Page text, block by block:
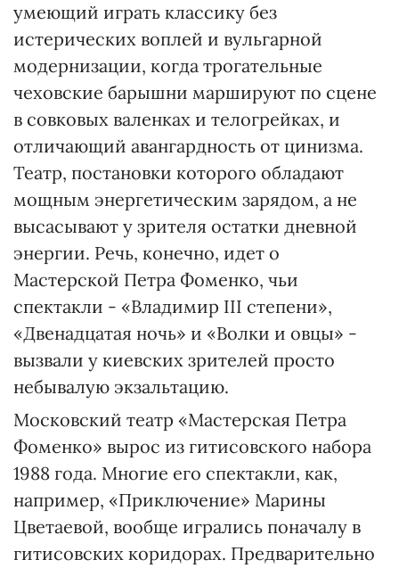
умеющий играть классику без
истерических воплей и вульгарной
модернизации, когда трогательные
чеховские барышни маршируют по сцене
в совковых валенках и телогрейках, и
отличающий авангардность от цинизма.
Театр, постановки которого обладают
мощным энергетическим зарядом, а не
высасывают у зрителя остатки дневной
энергии. Речь, конечно, идет о
Мастерской Петра Фоменко, чьи
спектакли - «Владимир III степени»,
«Двенадцатая ночь» и «Волки и овцы» -
вызвали у киевских зрителей просто
небывалую экзальтацию.
Московский театр «Мастерская Петра
Фоменко» вырос из гитисовского набора
1988 года. Многие его спектакли, как,
например, «Приключение» Марины
Цветаевой, вообще игрались поначалу в
гитисовских коридорах. Предварительно